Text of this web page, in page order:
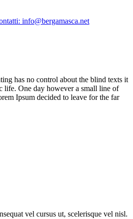
info@bergamasca.net
has no control about the blind texts it
life. One day however a small line of
Ipsum decided to leave for the far
vel cursus ut, scelerisque vel nisl.